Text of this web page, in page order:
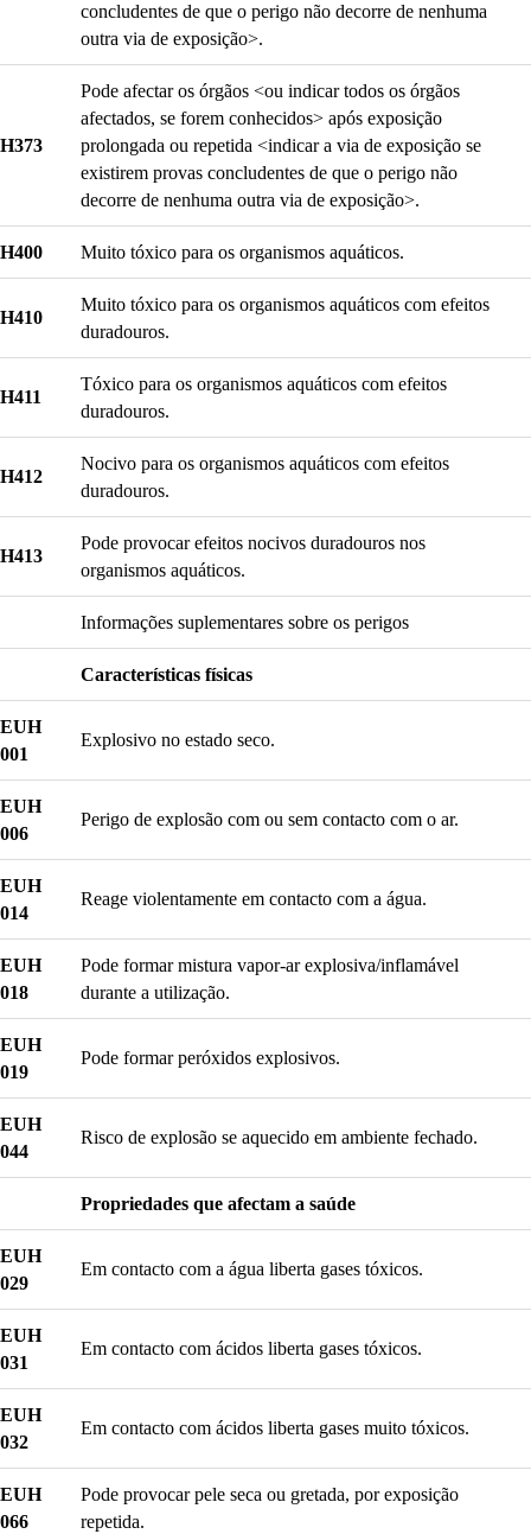
concludentes de que o perigo não decorre de nenhuma
outra via de exposição>.
H373
Pode afectar os órgãos <ou indicar todos os órgãos
afectados, se forem conhecidos> após exposição
prolongada ou repetida <indicar a via de exposição se
existirem provas concludentes de que o perigo não
decorre de nenhuma outra via de exposição>.
H400 Muito tóxico para os organismos aquáticos.
H410
Muito tóxico para os organismos aquáticos com efeitos
duradouros.
H411
Tóxico para os organismos aquáticos com efeitos
duradouros.
H412
Nocivo para os organismos aquáticos com efeitos
duradouros.
H413
Pode provocar efeitos nocivos duradouros nos
organismos aquáticos.
Informações suplementares sobre os perigos
Características físicas
EUH
001
Explosivo no estado seco.
EUH
006
Perigo de explosão com ou sem contacto com o ar.
EUH
014
Reage violentamente em contacto com a água.
EUH
018
Pode formar mistura vapor-ar explosiva/inflamável
durante a utilização.
EUH
019
Pode formar peróxidos explosivos.
EUH
044
Risco de explosão se aquecido em ambiente fechado.
Propriedades que afectam a saúde
EUH
029
Em contacto com a água liberta gases tóxicos.
EUH
031
Em contacto com ácidos liberta gases tóxicos.
EUH
032
Em contacto com ácidos liberta gases muito tóxicos.
EUH
066
Pode provocar pele seca ou gretada, por exposição
repetida.